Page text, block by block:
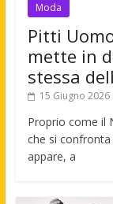
Moda
Pitti
mette in
stessa
15 Giugno 2026
Proprio come il
che si confronta
appare, a